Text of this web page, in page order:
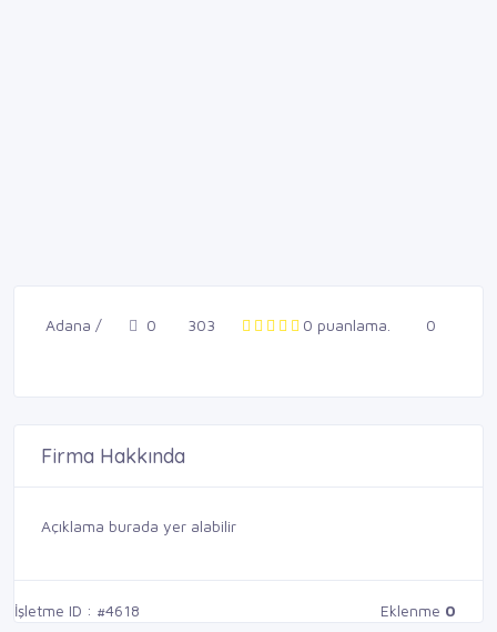
Adana / 0 303 0 puanlama. 0
Firma Hakkında
Açıklama burada yer alabilir
İşletme ID : #4618 Eklenme 0